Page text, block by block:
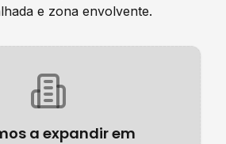
e zona envolvente.
a expandir em